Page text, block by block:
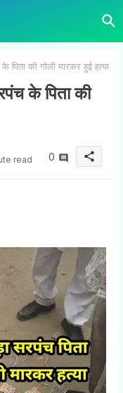
पिता की गोली मारकर हुई हत्या
के पिता की
read 0 share